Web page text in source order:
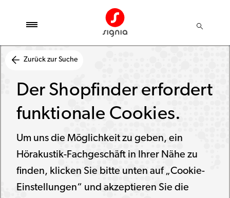
Zurück zur Suche
Der Shopfinder erfordert
funktionale Cookies.
Um uns die Möglichkeit zu geben, ein
Hörakustik-Fachgeschäft in Ihrer Nähe zu
finden, klicken Sie bitte unten auf „Cookie-
Einstellungen“ und akzeptieren Sie die